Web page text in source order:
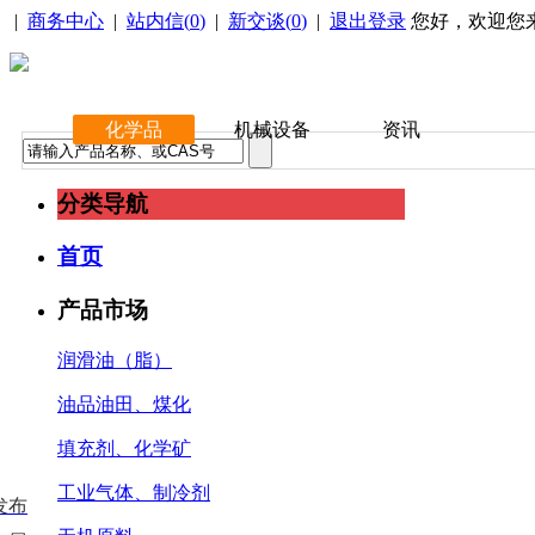
| 商务中心 | 站内信(0) | 新交谈(0) | 退出登录 您好，欢迎您
化学品 机械设备 资讯
分类导航
首页
产品市场
润滑油（脂）
油品油田、煤化
填充剂、化学矿
工业气体、制冷剂
布